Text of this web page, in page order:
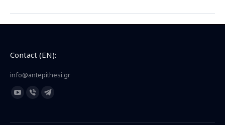
Contact (EN):
info@antepithesi.gr
Find us on:
YouTubeViberTelegram